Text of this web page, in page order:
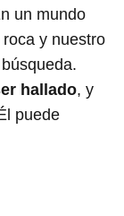
un mundo
roca y nuestro
hallado, y
puede